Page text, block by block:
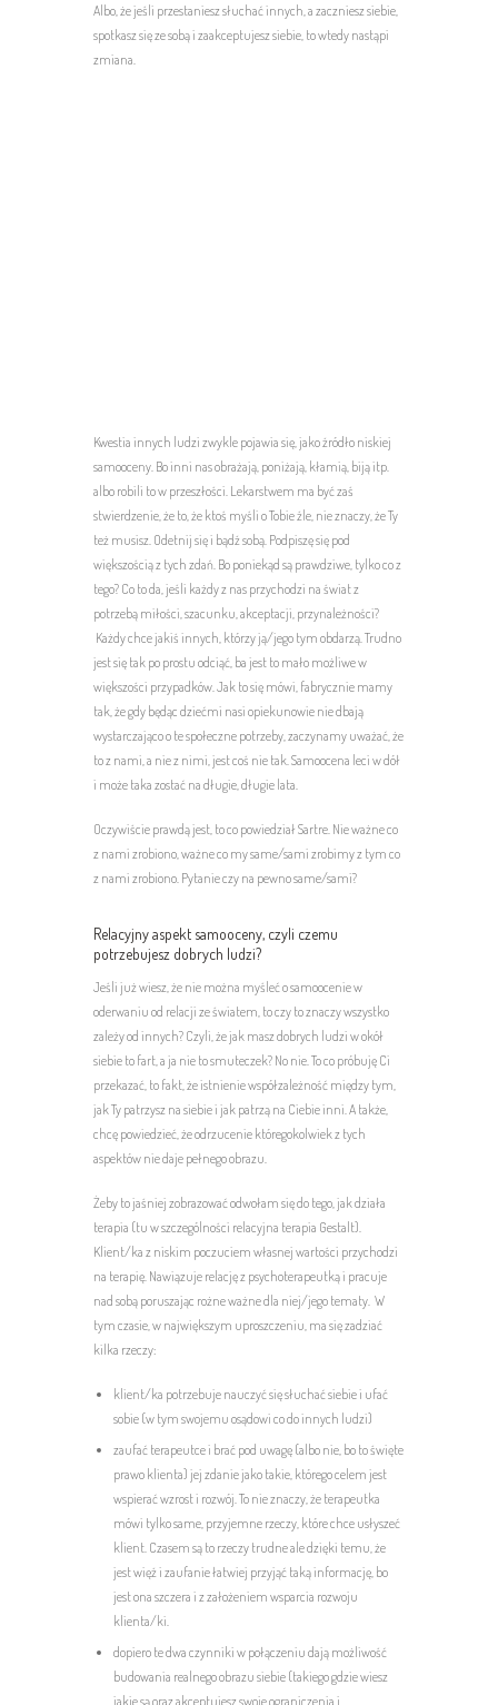
Albo, że jeśli przestaniesz słuchać innych, a zaczniesz siebie,
spotkasz się ze sobą i zaakceptujesz siebie, to wtedy nastąpi
zmiana.
Kwestia innych ludzi zwykle pojawia się, jako źródło niskiej
samooceny. Bo inni nas obrażają, poniżają, kłamią, biją itp.
albo robili to w przeszłości. Lekarstwem ma być zaś
stwierdzenie, że to, że ktoś myśli o Tobie źle, nie znaczy, że Ty
też musisz. Odetnij się i bądź sobą. Podpiszę się pod
większością z tych zdań. Bo poniekąd są prawdziwe, tylko co z
tego? Co to da, jeśli każdy z nas przychodzi na świat z
potrzebą miłości, szacunku, akceptacji, przynależności?
Każdy chce jakiś innych, którzy ją/jego tym obdarzą. Trudno
jest się tak po prostu odciąć, ba jest to mało możliwe w
większości przypadków. Jak to się mówi, fabrycznie mamy
tak, że gdy będąc dziećmi nasi opiekunowie nie dbają
wystarczająco o te społeczne potrzeby, zaczynamy uważać, że
to z nami, a nie z nimi, jest coś nie tak. Samoocena leci w dół
i może taka zostać na długie, długie lata.
Oczywiście prawdą jest, to co powiedział Sartre. Nie ważne co
z nami zrobiono, ważne co my same/sami zrobimy z tym co
z nami zrobiono. Pytanie czy na pewno same/sami?
Relacyjny aspekt samooceny, czyli czemu
potrzebujesz dobrych ludzi?
Jeśli już wiesz, że nie można myśleć o samoocenie w
oderwaniu od relacji ze światem, to czy to znaczy wszystko
zależy od innych? Czyli, że jak masz dobrych ludzi w okół
siebie to fart, a ja nie to smuteczek? No nie. To co próbuję Ci
przekazać, to fakt, że istnienie współzależność między tym,
jak Ty patrzysz na siebie i jak patrzą na Ciebie inni. A także,
chcę powiedzieć, że odrzucenie któregokolwiek z tych
aspektów nie daje pełnego obrazu.
Żeby to jaśniej zobrazować odwołam się do tego, jak działa
terapia (tu w szczególności relacyjna terapia Gestalt).
Klient/ka z niskim poczuciem własnej wartości przychodzi
na terapię. Nawiązuje relację z psychoterapeutką i pracuje
nad sobą poruszając rożne ważne dla niej/jego tematy. W
tym czasie, w największym uproszczeniu, ma się zadziać
kilka rzeczy:
klient/ka potrzebuje nauczyć się słuchać siebie i ufać
sobie (w tym swojemu osądowi co do innych ludzi)
zaufać terapeutce i brać pod uwagę (albo nie, bo to święte
prawo klienta) jej zdanie jako takie, którego celem jest
wspierać wzrost i rozwój. To nie znaczy, że terapeutka
mówi tylko same, przyjemne rzeczy, które chce usłyszeć
klient. Czasem są to rzeczy trudne ale dzięki temu, że
jest więź i zaufanie łatwiej przyjąć taką informację, bo
jest ona szczera i z założeniem wsparcia rozwoju
klienta/ki.
dopiero te dwa czynniki w połączeniu dają możliwość
budowania realnego obrazu siebie (takiego gdzie wiesz
jakie są oraz akceptujesz swoje ograniczenia i